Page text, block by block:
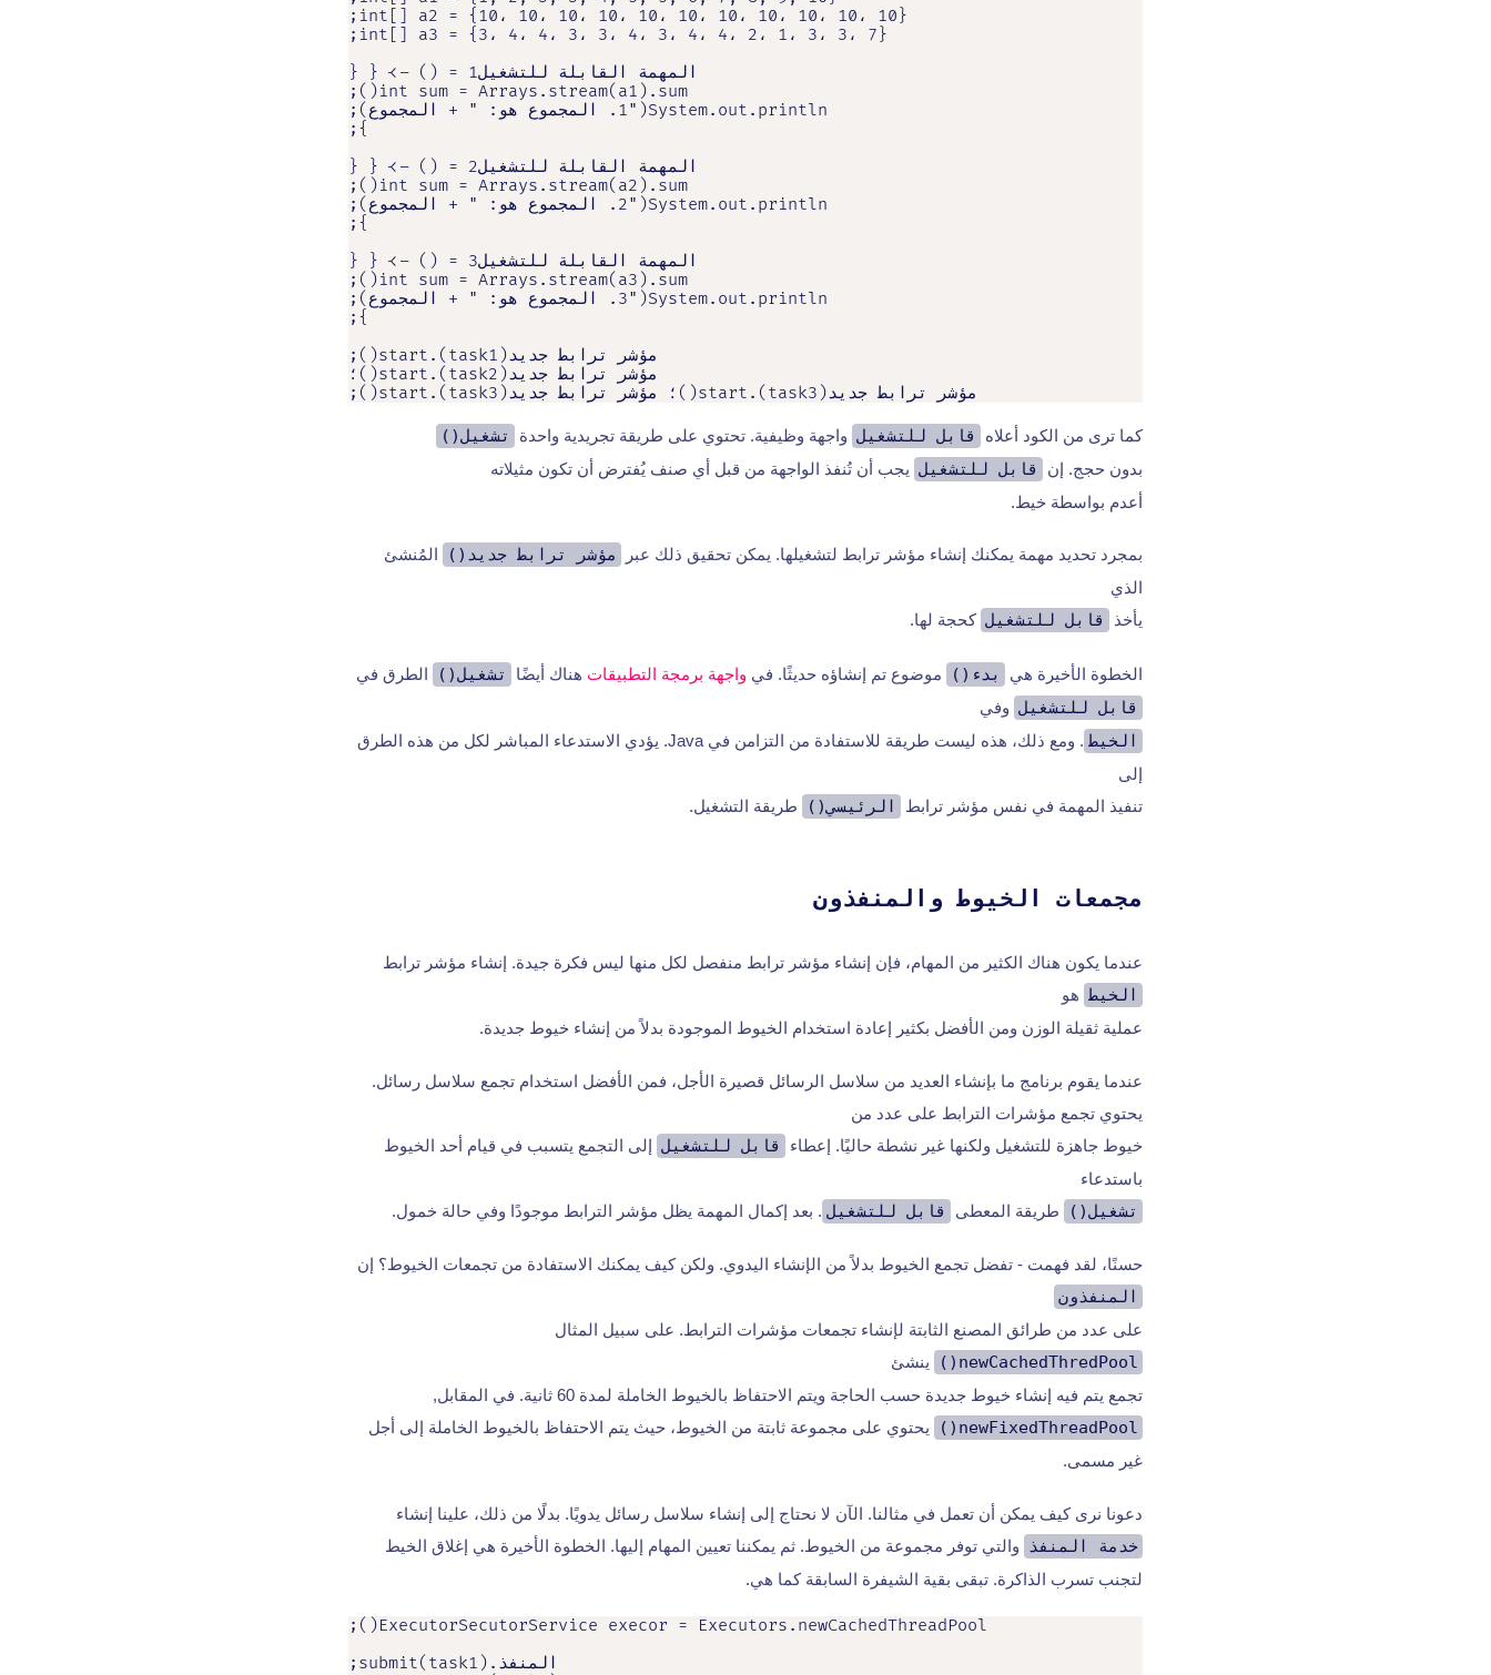
مؤشر ترابط جديد(task3).start()؛ مؤشر ترابط جديد(task3).start();
كما ترى من الكود أعلاه قابل للتشغيل واجهة وظيفية. تحتوي على طريقة تجريدية واحدة تشغيل()
بدون حجج. إن قابل للتشغيل يجب أن تُنفذ الواجهة من قبل أي صنف يُفترض أن تكون مثيلاته
أعدم بواسطة خيط.
بمجرد تحديد مهمة يمكنك إنشاء مؤشر ترابط لتشغيلها. يمكن تحقيق ذلك عبر مؤشر ترابط جديد()
المُنشئ
الذي
يأخذ
قابل للتشغيل كحجة لها.
الخطوة الأخيرة هي بدء() موضوع تم إنشاؤه حديثًا. في واجهة برمجة التطبيقات هناك أيضًا تشغيل() الطرق في
قابل للتشغيل وفي
الخيط
. ومع ذلك، هذه ليست طريقة للاستفادة من التزامن في Java. يؤدي الاستدعاء المباشر لكل من هذه الطرق
إلى
تنفيذ المهمة في نفس مؤشر ترابط
الرئيسي() طريقة التشغيل.
مجمعات الخيوط والمنفذون
عندما يكون هناك الكثير من المهام، فإن إنشاء مؤشر ترابط منفصل لكل منها ليس فكرة جيدة. إنشاء مؤشر ترابط
الخيط هو
عملية ثقيلة الوزن ومن الأفضل بكثير إعادة استخدام الخيوط الموجودة بدلاً من إنشاء خيوط جديدة.
عندما يقوم برنامج ما بإنشاء العديد من سلاسل الرسائل قصيرة الأجل، فمن الأفضل استخدام تجمع سلاسل رسائل.
يحتوي تجمع مؤشرات الترابط على عدد من
خيوط جاهزة للتشغيل ولكنها غير نشطة حاليًا. إعطاء
قابل للتشغيل إلى التجمع يتسبب في قيام أحد الخيوط
باستدعاء
تشغيل() طريقة المعطى قابل للتشغيل . بعد إكمال المهمة يظل مؤشر الترابط موجودًا وفي حالة خمول.
حسنًا، لقد فهمت - تفضل تجمع الخيوط بدلاً من الإنشاء اليدوي. ولكن كيف يمكنك الاستفادة من تجمعات الخيوط؟ إن
المنفذون
على عدد من طرائق المصنع الثابتة لإنشاء تجمعات مؤشرات الترابط. على سبيل المثال
newCachedThredPool()
ينشئ
تجمع يتم فيه إنشاء خيوط جديدة حسب الحاجة ويتم الاحتفاظ بالخيوط الخاملة لمدة 60 ثانية. في المقابل,
newFixedThreadPool()
يحتوي على مجموعة ثابتة من الخيوط، حيث يتم الاحتفاظ بالخيوط الخاملة إلى أجل
غير مسمى.
دعونا نرى كيف يمكن أن تعمل في مثالنا. الآن لا نحتاج إلى إنشاء سلاسل رسائل يدويًا. بدلًا من ذلك، علينا إنشاء
خدمة المنفذ والتي توفر مجموعة من الخيوط. ثم يمكننا تعيين المهام إليها. الخطوة الأخيرة هي إغلاق الخيط
لتجنب تسرب الذاكرة. تبقى بقية الشيفرة السابقة كما هي.